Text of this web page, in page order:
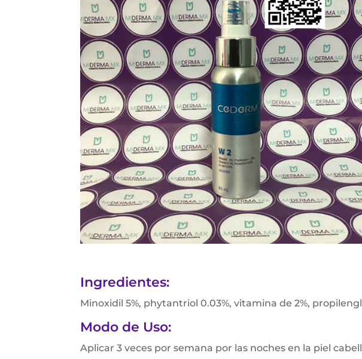
Ingredientes:
Minoxidil 5%, phytantriol 0.03%, vitamina de 2%,
Modo de Uso:
Aplicar 3 veces por semana por las noches en la piel